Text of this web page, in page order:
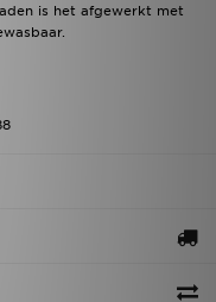
is het afgewerkt met